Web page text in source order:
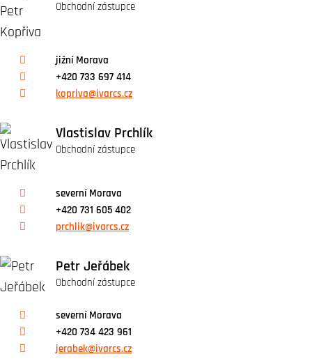
Obchodní zástupce
jižní Morava
+420 733 697 414
kopriva@ivarcs.cz
Vlastislav Prchlík
Obchodní zástupce
severní Morava
+420 731 605 402
prchlik@ivarcs.cz
Petr Jeřábek
Obchodní zástupce
severní Morava
+420 734 423 961
jerabek@ivarcs.cz